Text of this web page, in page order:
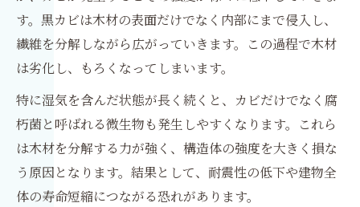
す。黒カビは木材の表面だけでなく内部にまで侵入し、
繊維を分解しながら広がっていきます。この過程で木材
は劣化し、もろくなってしまいます。
特に湿気を含んだ状態が長く続くと、カビだけでなく腐
朽菌と呼ばれる微生物も発生しやすくなります。これら
は木材を分解する力が強く、構造体の強度を大きく損な
う原因となります。結果として、耐震性の低下や建物全
体の寿命短縮につながる恐れがあります。